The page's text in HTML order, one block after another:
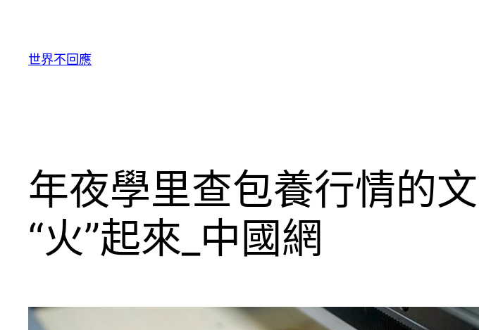
世界不回應
年夜學里查包養行情的
“火”起來_中國網